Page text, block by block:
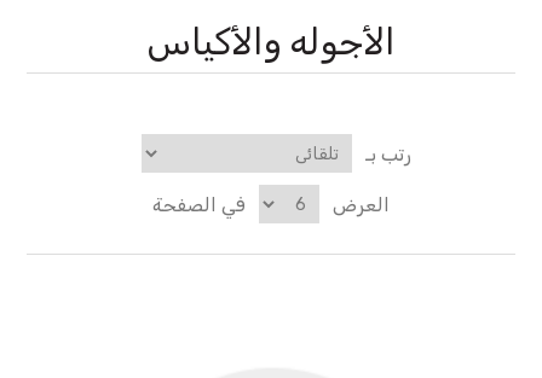
الأجوله والأكياس
رتب بـ
العرض في الصفحة